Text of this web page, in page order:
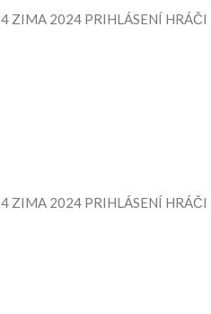
ZIMA 2024 PRIHLÁSENÍ HRÁČI
ZIMA 2024 PRIHLÁSENÍ HRÁČI